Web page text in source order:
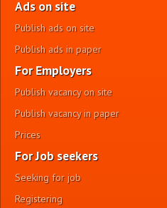
Ads on site
Publish ads on site
Publish ads in paper
For Employers
Publish vacancy on site
Publish vacancy in paper
Prices
For Job seekers
Seeking for job
Registering